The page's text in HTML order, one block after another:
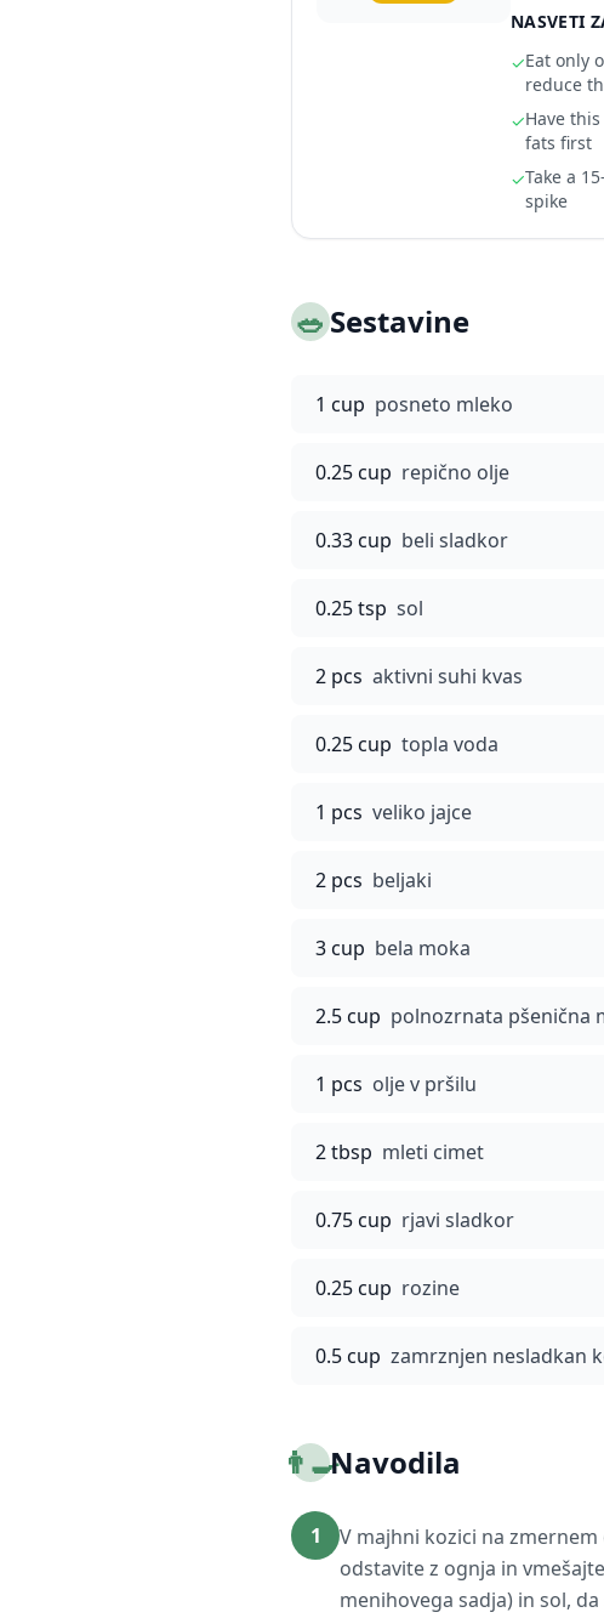
NASVETI
✓Eat only
reduce
✓Have
fats first
✓Take a
spike
🥗Sestavine
1 cup posneto mleko
0.25 cup repično olje
0.33 cup beli sladkor
0.25 tsp sol
2 pcs aktivni suhi kvas
0.25 cup topla voda
1 pcs veliko jajce
2 pcs beljaki
3 cup bela moka
2.5 cup polnozrnata pšenična
1 pcs olje v pršilu
2 tbsp mleti cimet
0.75 cup rjavi sladkor
0.25 cup rozine
0.5 cup zamrznjen nesladkan
👨‍🍳Navodila
1
V majhni kozici na
odstavite z ognja in
menihovega sadja) in sol,